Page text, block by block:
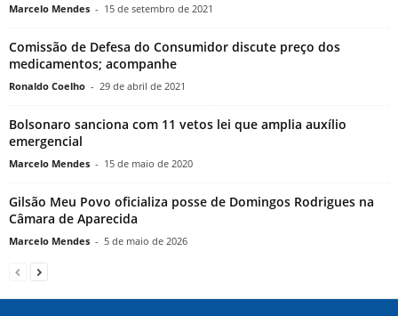
Marcelo Mendes - 15 de setembro de 2021
Comissão de Defesa do Consumidor discute preço dos
medicamentos; acompanhe
Ronaldo Coelho - 29 de abril de 2021
Bolsonaro sanciona com 11 vetos lei que amplia auxílio
emergencial
Marcelo Mendes - 15 de maio de 2020
Gilsão Meu Povo oficializa posse de Domingos Rodrigues na
Câmara de Aparecida
Marcelo Mendes - 5 de maio de 2026